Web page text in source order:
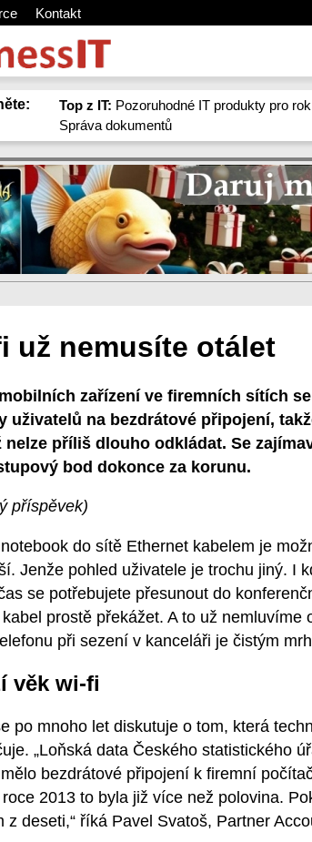
Kontakt
Top z IT: Pozoruhodné IT produkty pro
Správa dokumentů
už nemusíte otálet
zařízení ve firemních sítích
uživatelů na bezdrátové připojení,
nelze příliš dlouho odkládat. Se
bod dokonce za korunu.
příspěvek)
do sítě Ethernet kabelem je
Jenže pohled uživatele je trochu jiný. I
se potřebujete přesunout do
prostě překážet. A to už nemluvíme
při sezení v kanceláři je čistým
věk wi-fi
po mnoho let diskutuje o tom, která
„Loňská data Českého statistického
bezdrátové připojení k firemní
2013 to byla již více než polovina.
z deseti,“ říká Pavel Svatoš, Partner